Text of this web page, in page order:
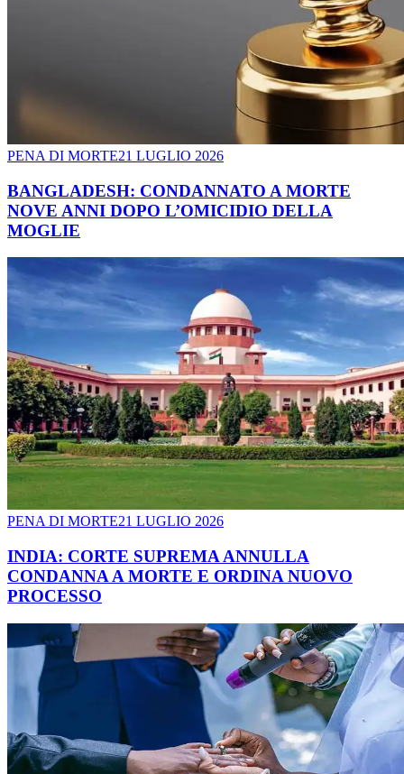
PENA DI MORTE21 LUGLIO 2026
BANGLADESH: CONDANNATO A MORTE
NOVE ANNI DOPO L’OMICIDIO DELLA
MOGLIE
PENA DI MORTE21 LUGLIO 2026
INDIA: CORTE SUPREMA ANNULLA
CONDANNA A MORTE E ORDINA NUOVO
PROCESSO